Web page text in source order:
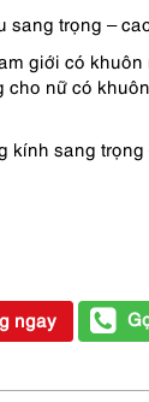
sang trọng –
giới có khuôn
cho nữ có
kính sang trọng
ngay